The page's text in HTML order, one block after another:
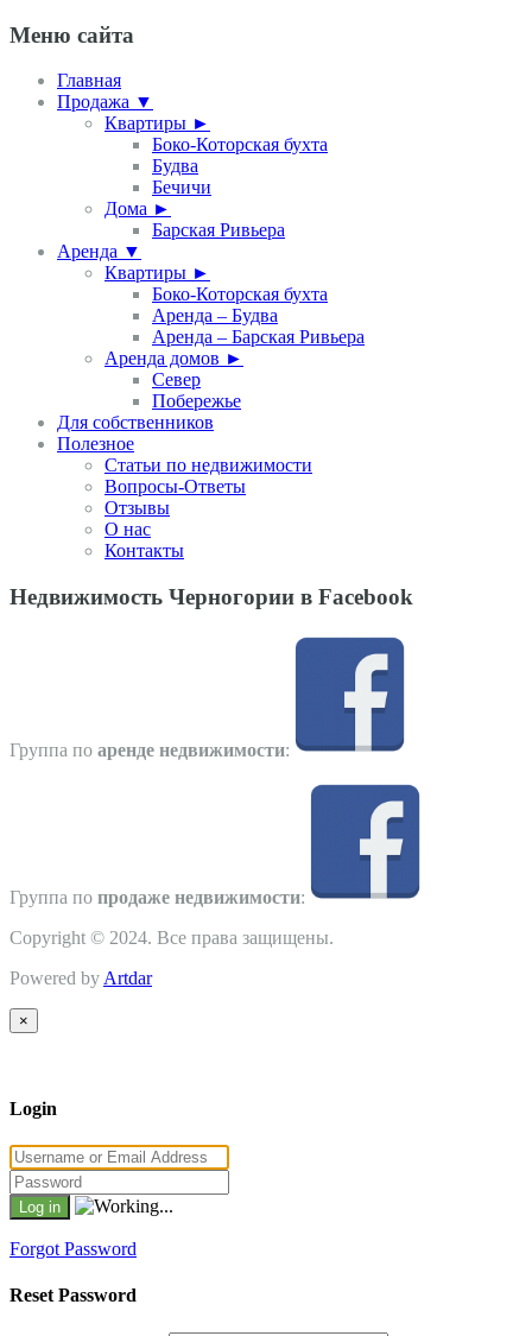
Меню сайта
Главная
Продажа ▼
Квартиры ►
Боко-Которская бухта
Будва
Бечичи
Дома ►
Барская Ривьера
Аренда ▼
Квартиры ►
Боко-Которская бухта
Аренда – Будва
Аренда – Барская Ривьера
Аренда домов ►
Север
Побережье
Для собственников
Полезное
Статьи по недвижимости
Вопросы-Ответы
Отзывы
О нас
Контакты
Недвижимость Черногории в Facebook
Группа по аренде недвижимости:
Группа по продаже недвижимости:
Copyright © 2024. Все права защищены.
Powered by Artdar
×
Login
Forgot Password
Reset Password